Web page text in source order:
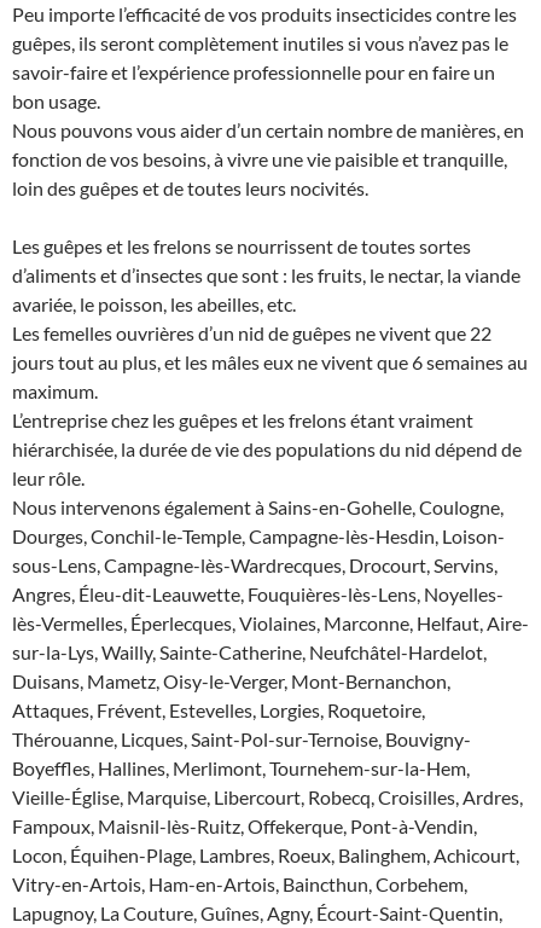
Peu importe l’efficacité de vos produits insecticides contre les
guêpes, ils seront complètement inutiles si vous n’avez pas le
savoir-faire et l’expérience professionnelle pour en faire un
bon usage.
Nous pouvons vous aider d’un certain nombre de manières, en
fonction de vos besoins, à vivre une vie paisible et tranquille,
loin des guêpes et de toutes leurs nocivités.
Les guêpes et les frelons se nourrissent de toutes sortes
d’aliments et d’insectes que sont : les fruits, le nectar, la viande
avariée, le poisson, les abeilles, etc.
Les femelles ouvrières d’un nid de guêpes ne vivent que 22
jours tout au plus, et les mâles eux ne vivent que 6 semaines au
maximum.
L’entreprise chez les guêpes et les frelons étant vraiment
hiérarchisée, la durée de vie des populations du nid dépend de
leur rôle.
Nous intervenons également à Sains-en-Gohelle, Coulogne,
Dourges, Conchil-le-Temple, Campagne-lès-Hesdin, Loison-
sous-Lens, Campagne-lès-Wardrecques, Drocourt, Servins,
Angres, Éleu-dit-Leauwette, Fouquières-lès-Lens, Noyelles-
lès-Vermelles, Éperlecques, Violaines, Marconne, Helfaut, Aire-
sur-la-Lys, Wailly, Sainte-Catherine, Neufchâtel-Hardelot,
Duisans, Mametz, Oisy-le-Verger, Mont-Bernanchon,
Attaques, Frévent, Estevelles, Lorgies, Roquetoire,
Thérouanne, Licques, Saint-Pol-sur-Ternoise, Bouvigny-
Boyeffles, Hallines, Merlimont, Tournehem-sur-la-Hem,
Vieille-Église, Marquise, Libercourt, Robecq, Croisilles, Ardres,
Fampoux, Maisnil-lès-Ruitz, Offekerque, Pont-à-Vendin,
Locon, Équihen-Plage, Lambres, Roeux, Balinghem, Achicourt,
Vitry-en-Artois, Ham-en-Artois, Baincthun, Corbehem,
Lapugnoy, La Couture, Guînes, Agny, Écourt-Saint-Quentin,